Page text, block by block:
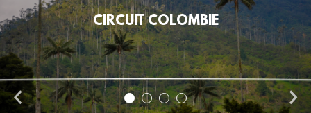
CIRCUIT COLOMBIE